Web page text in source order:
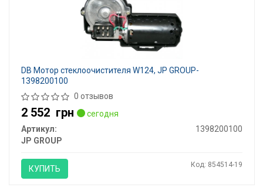
DB Мотор стеклоочистителя W124, JP GROUP-
1398200100
0 отзывов
2 552 грн
сегодня
Артикул:
1398200100
JP GROUP
КУПИТЬ Код: 854514-19